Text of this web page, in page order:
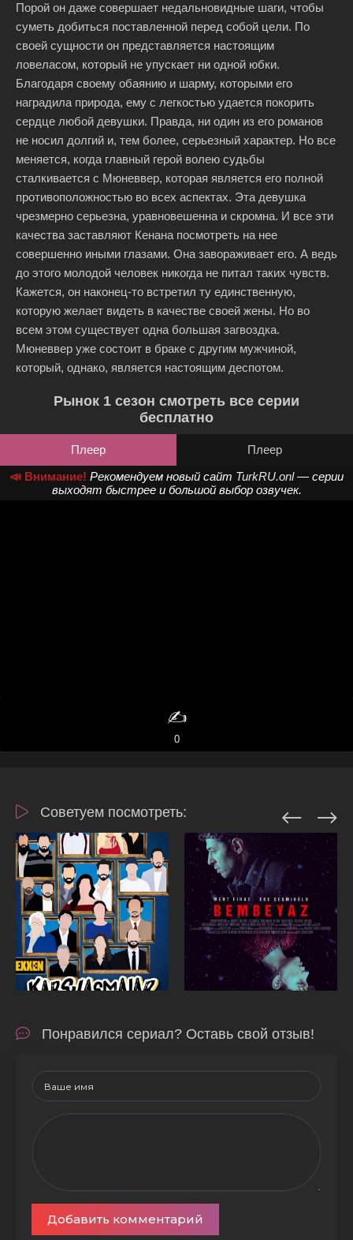
Порой он даже совершает недальновидные шаги, чтобы
суметь добиться поставленной перед собой цели. По
своей сущности он представляется настоящим
ловеласом, который не упускает ни одной юбки.
Благодаря своему обаянию и шарму, которыми его
наградила природа, ему с легкостью удается покорить
сердце любой девушки. Правда, ни один из его романов
не носил долгий и, тем более, серьезный характер. Но все
меняется, когда главный герой волею судьбы
сталкивается с Мюневвер, которая является его полной
противоположностью во всех аспектах. Эта девушка
чрезмерно серьезна, уравновешенна и скромна. И все эти
качества заставляют Кенана посмотреть на нее
совершенно иными глазами. Она завораживает его. А ведь
до этого молодой человек никогда не питал таких чувств.
Кажется, он наконец-то встретил ту единственную,
которую желает видеть в качестве своей жены. Но во
всем этом существует одна большая загвоздка.
Мюневвер уже состоит в браке с другим мужчиной,
который, однако, является настоящим деспотом.
Рынок 1 сезон смотреть все серии
бесплатно
Плеер
Плеер
📣 Внимание! Рекомендуем новый сайт TurkRU.onl— серии
выходят быстрее и большой выбор озвучек.
✍️
0
Советуем посмотреть:
Понравился сериал? Оставь свой отзыв!
Добавить комментарий